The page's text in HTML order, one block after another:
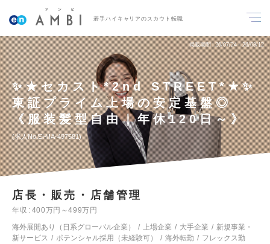
若手ハイキャリアのスカウト転職
掲載期間 26/07/24～26/08/12
✨★セカスト*2nd STREET*★✨
東証プライム上場の安定基盤◎
《服装髪型自由｜年休120日～》
求人No.EHIIA-497581
店長・販売・店舗管理
年収
400万円～499万円
海外展開あり（日系グローバル企業）
上場企業 大手企業
新規事業・
新サービス
ポテンシャル採用（未経験可） 海外転勤
フレックス勤